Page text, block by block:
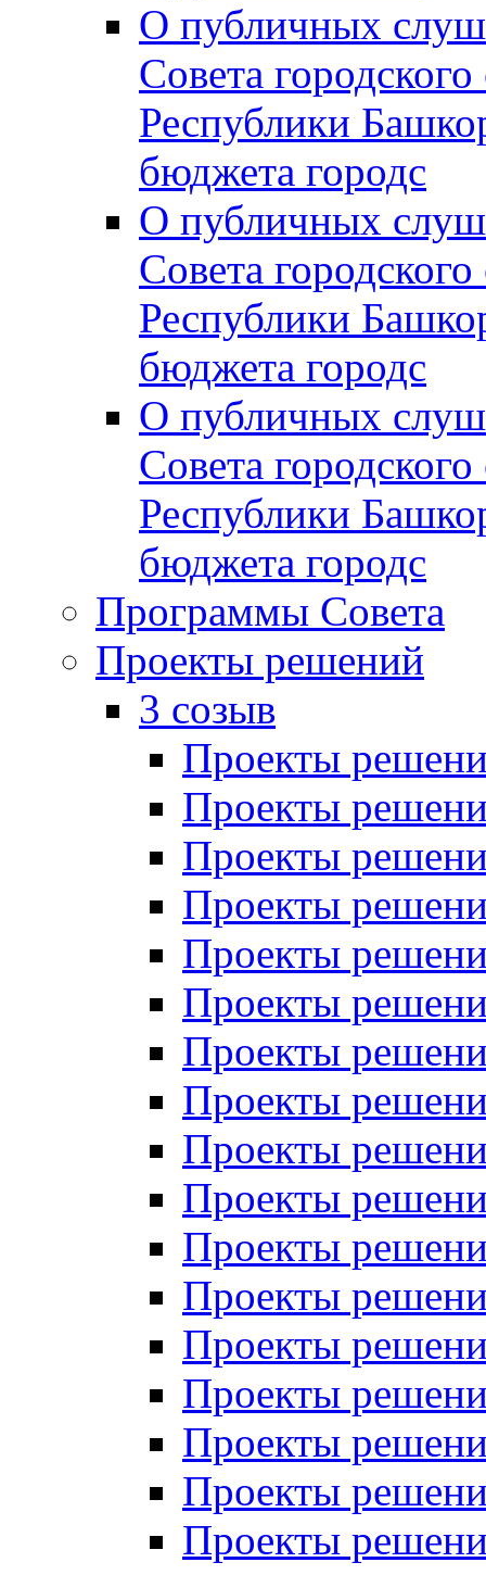
О публичных
Совета
Республики
бюджета городс
О публичных
Совета
Республики
бюджета городс
О публичных
Совета
Республики
бюджета городс
Программы Совета
Проекты решений
3 созыв
Проекты
Проекты
Проекты
Проекты
Проекты
Проекты
Проекты
Проекты
Проекты
Проекты
Проекты
Проекты
Проекты
Проекты
Проекты
Проекты
Проекты